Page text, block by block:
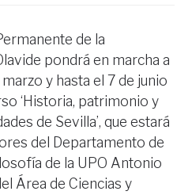
de la
pondrá en marcha a
y hasta el 7 de junio
‘Historia, patrimonio y
de Sevilla’, que estará
del Departamento de
de la UPO Antonio
Área de Ciencias y